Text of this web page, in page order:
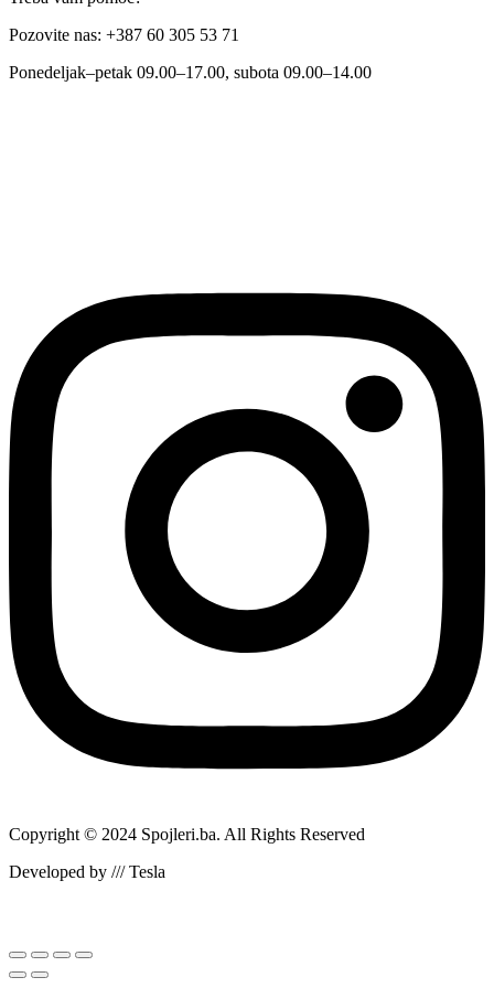
Pozovite nas: +387 60 305 53 71
Ponedeljak–petak 09.00–17.00, subota 09.00–14.00
Copyright © 2024 Spojleri.ba. All Rights Reserved
Developed by /// Tesla